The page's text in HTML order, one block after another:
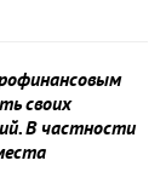
своих
В частности